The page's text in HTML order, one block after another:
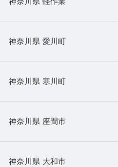
神奈川県 愛川町
神奈川県 寒川町
神奈川県 座間市
神奈川県 大和市